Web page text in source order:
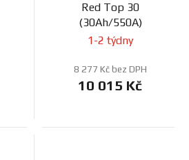
Red Top 30
(30Ah/550A)
1-2 týdny
8 277 Kč bez DPH
10 015 Kč